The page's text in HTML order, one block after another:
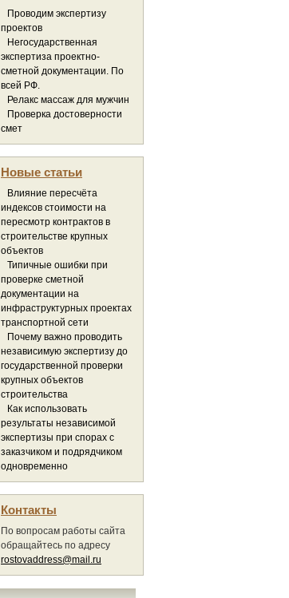
Проводим экспертизу
проектов
Негосударственная
экспертиза проектно-
сметной документации. По
всей РФ.
Релакс массаж для мужчин
Проверка достоверности
смет
Новые статьи
Влияние пересчёта
индексов стоимости на
пересмотр контрактов в
строительстве крупных
объектов
Типичные ошибки при
проверке сметной
документации на
инфраструктурных проектах
транспортной сети
Почему важно проводить
независимую экспертизу до
государственной проверки
крупных объектов
строительства
Как использовать
результаты независимой
экспертизы при спорах с
заказчиком и подрядчиком
одновременно
Контакты
По вопросам работы сайта
обращайтесь по адресу
rostovaddress@mail.ru